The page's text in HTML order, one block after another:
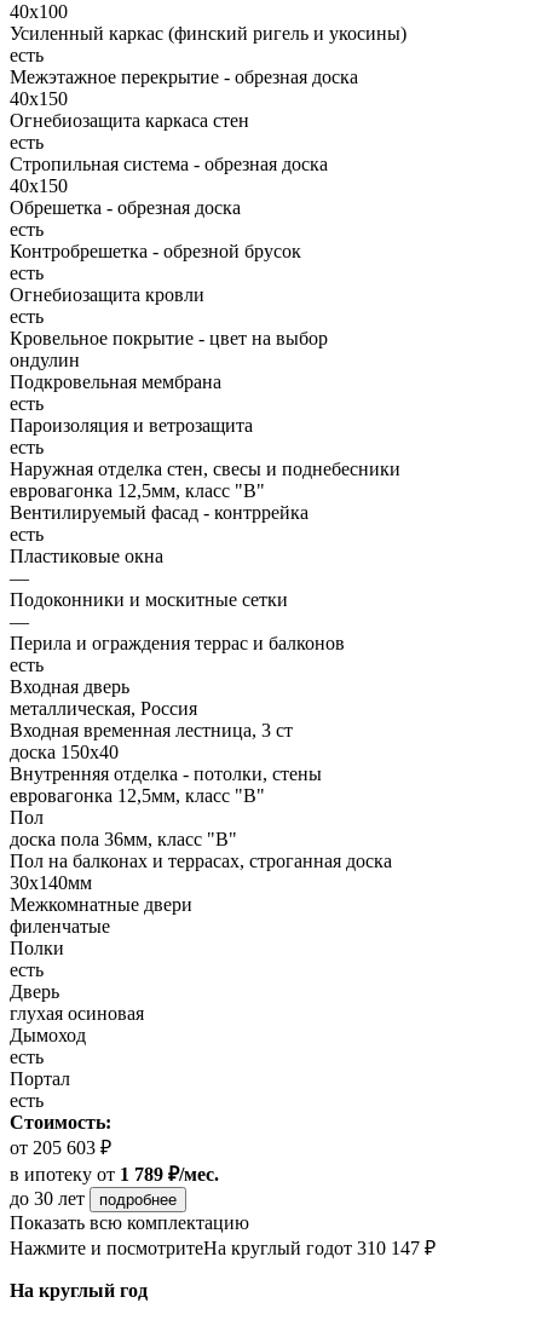
40x100
Усиленный каркас (финский ригель и укосины)
есть
Межэтажное перекрытие - обрезная доска
40х150
Огнебиозащита каркаса стен
есть
Стропильная система - обрезная доска
40х150
Обрешетка - обрезная доска
есть
Контробрешетка - обрезной брусок
есть
Огнебиозащита кровли
есть
Кровельное покрытие - цвет на выбор
ондулин
Подкровельная мембрана
есть
Пароизоляция и ветрозащита
есть
Наружная отделка стен, свесы и поднебесники
евровагонка 12,5мм, класс "В"
Вентилируемый фасад - контррейка
есть
Пластиковые окна
—
Подоконники и москитные сетки
—
Перила и ограждения террас и балконов
есть
Входная дверь
металлическая, Россия
Входная временная лестница, 3 ст
доска 150х40
Внутренняя отделка - потолки, стены
евровагонка 12,5мм, класс "В"
Пол
доска пола 36мм, класс "B"
Пол на балконах и террасах, строганная доска
30x140мм
Межкомнатные двери
филенчатые
Полки
есть
Дверь
глухая осиновая
Дымоход
есть
Портал
есть
Стоимость:
от 205 603 ₽
в ипотеку от 1 789 ₽/мес.
до 30 лет
подробнее
Показать всю комплектацию
Нажмите и посмотритеНа круглый годот 310 147 ₽
На круглый год